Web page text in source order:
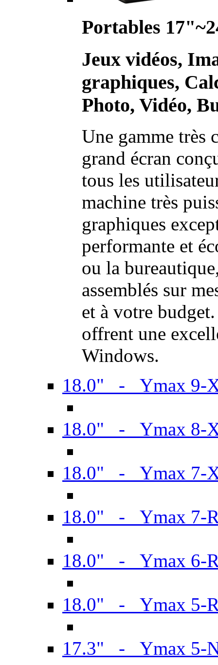
Portables
Jeux vidéos,
graphiques,
Photo, Vidéo,
Une gamme très
grand écran
tous les
machine très
graphiques
performante et
ou la
assemblés sur
et à votre
offrent une
Windows.
18.0" - Ymax 9-
18.0" - Ymax 8-
18.0" - Ymax 7-
18.0" - Ymax 7-
18.0" - Ymax 6-
18.0" - Ymax 5-
17.3" - Ymax 5-